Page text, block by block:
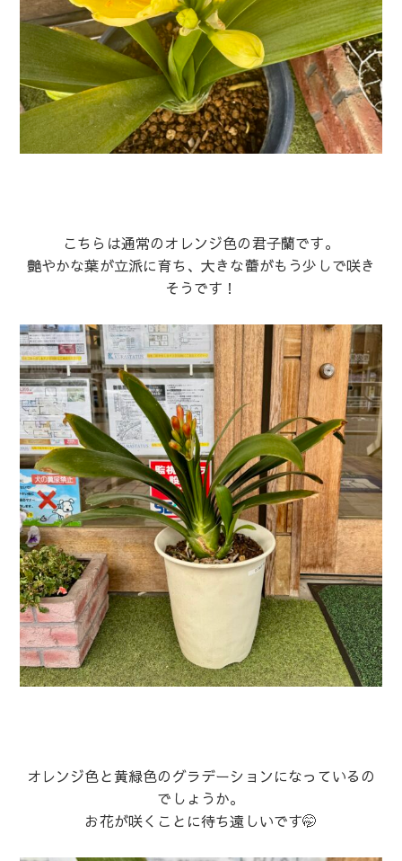
こちらは通常のオレンジ色の君子蘭です。
艶やかな葉が立派に育ち、大きな蕾がもう少しで咲き
そうです！
オレンジ色と黄緑色のグラデーションになっているの
でしょうか。
お花が咲くことに待ち遠しいです🤭